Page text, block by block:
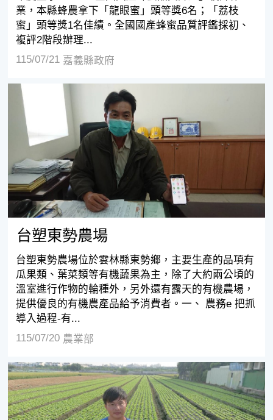
業，本縣蜂農拿下「龍眼蜜」頭等獎6名；「荔枝
蜜」頭等獎1名佳績。全國國產蜂蜜品質評鑑採初、
複評2階段辦理...
115/07/21 嘉義縣政府
台塑東勢農場
台塑東勢農場
台塑東勢農場位於雲林縣東勢鄉，主要生產的品項有
瓜果類、葉菜類等有機蔬果為主，除了大約兩公頃的
溫室進行作物的輪種外，另外還有露天的有機農場，
提供優良的有機農產品給予消費者。一、 農務e 把抓
導入過程-有...
115/07/20 農業部
海豚芹菜行